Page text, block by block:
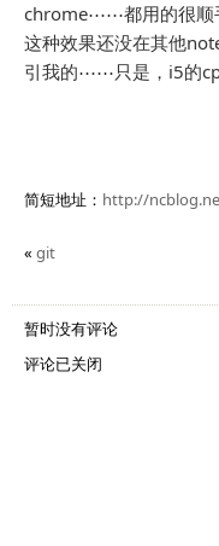
chrome⋯⋯都用的很顺
这种效果还没在其他
引我的⋯⋯只是，i5的
简短地址： http://
« git
暂时没有评论
评论已关闭